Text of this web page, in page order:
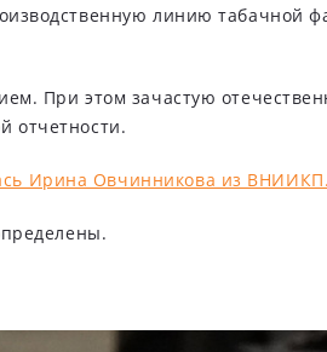
линию табачной
При этом зачастую
отчетности.
Ирина Овчинникова из ВНИИКП.